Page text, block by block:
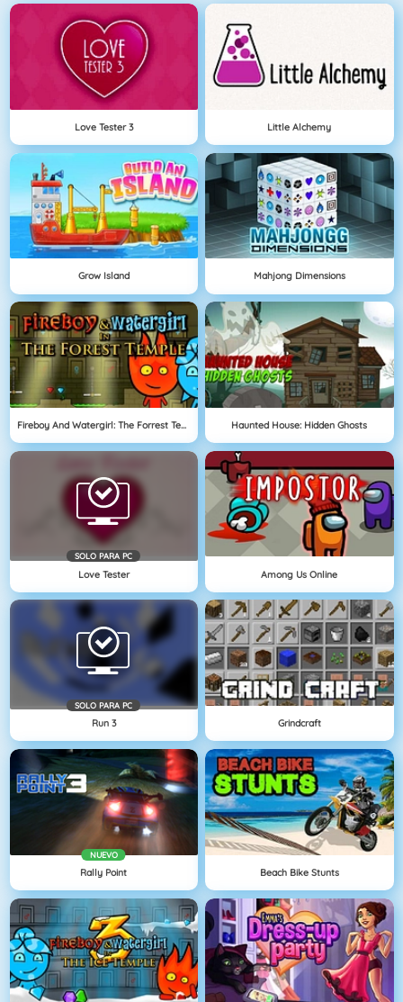
Love Tester 3 Little Alchemy
Grow Island Mahjong Dimensions
Fireboy And Watergirl: The Forrest Temple Haunted House: Hidden Ghosts
SOLO PARA PC
Love Tester Among Us Online
SOLO PARA PC
Run 3 Grindcraft
NUEVO
Rally Point Beach Bike Stunts